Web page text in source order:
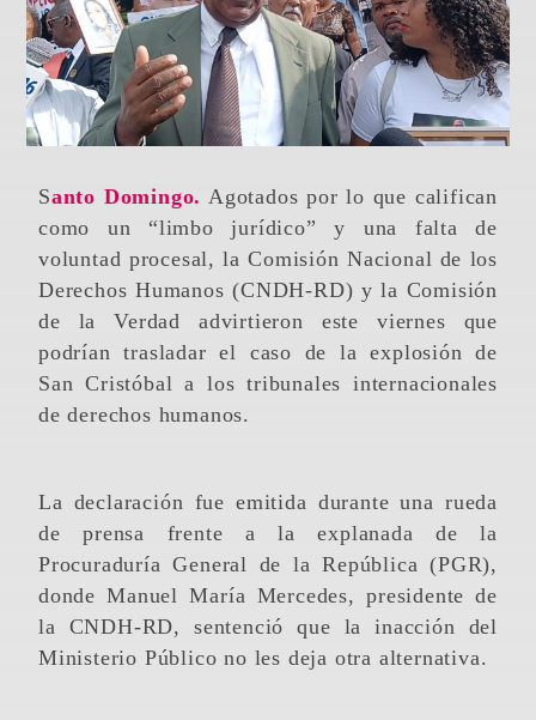
Santo Domingo. Agotados por lo que califican
como un “limbo jurídico” y una falta de
voluntad procesal, la Comisión Nacional de los
Derechos Humanos (CNDH-RD) y la Comisión
de la Verdad advirtieron este viernes que
podrían trasladar el caso de la explosión de
San Cristóbal a los tribunales internacionales
de derechos humanos.
La declaración fue emitida durante una rueda
de prensa frente a la explanada de la
Procuraduría General de la República (PGR),
donde Manuel María Mercedes, presidente de
la CNDH-RD, sentenció que la inacción del
Ministerio Público no les deja otra alternativa.